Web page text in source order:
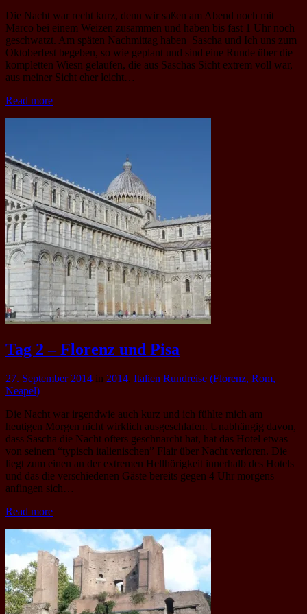
Die Nacht war recht kurz, denn wir saßen am Abend noch mit
Marco bei einem Weizen zusammen und haben bis fast 1 Uhr noch
geschwatzt. Am späten Nachmittag haben Sascha und Ich uns zum
Oktoberfest begeben, so wie geplant und sind eine Runde über die
kompletten Wiesn gelaufen, die aus Saschas Sicht extrem voll war,
aus meiner Sicht eher leicht…
Read more
Tag 2 – Florenz und Pisa
27. September 2014 in 2014, Italien Rundreise (Florenz, Rom,
Neapel)
Die Nacht war irgendwie auch kurz und ich fühlte mich am
heutigen Morgen nicht wirklich ausgeschlafen. Unabhängig davon,
dass Sascha die Nacht öfters geschnarcht hat, hat das Hotel etwas
von seinem “typisch italienischen” Flair über Nacht verloren. Die
liegt zum einen an der extremen Hellhörigkeit innerhalb des Hotels
und das die verschiedenen Gäste bereits gegen 4 Uhr morgens
anfingen sich…
Read more